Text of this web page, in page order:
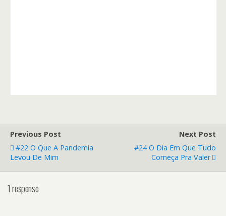
Previous Post
#22 O Que A Pandemia
Levou De Mim
Next Post
#24 O Dia Em Que Tudo
Começa Pra Valer
1 response